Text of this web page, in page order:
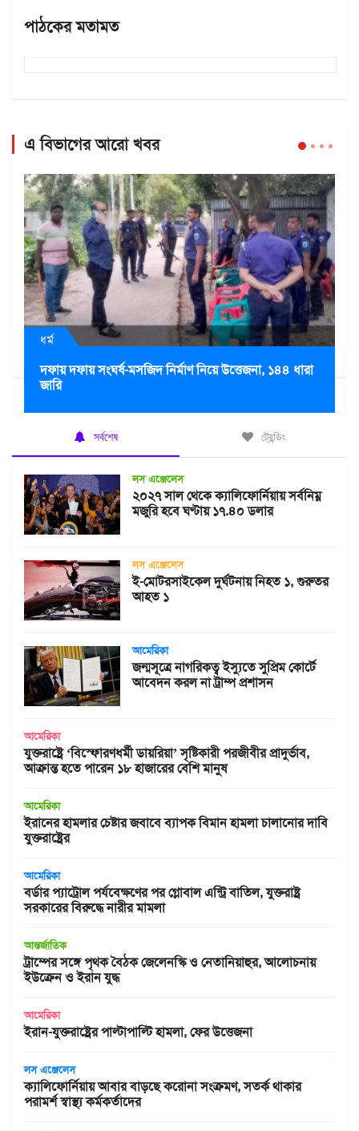
পাঠকের মতামত
এ বিভাগের আরো খবর
ধর্ম
দফায় দফায় সংঘর্ষ-মসজিদ নির্মাণ নিয়ে উত্তেজনা, ১৪৪ ধারা
জারি
সর্বশেষ ট্রেন্ডিং
লস এঞ্জেলেস
২০২৭ সাল থেকে ক্যালিফোর্নিয়ায় সর্বনিম্ন
মজুরি হবে ঘণ্টায় ১৭.৪০ ডলার
লস এঞ্জেলেস
ই-মোটরসাইকেল দুর্ঘটনায় নিহত ১, গুরুতর
আহত ১
আমেরিকা
জন্মসূত্রে নাগরিকত্ব ইস্যুতে সুপ্রিম কোর্টে
আবেদন করল না ট্রাম্প প্রশাসন
আমেরিকা
যুক্তরাষ্ট্রে ‘বিস্ফোরণধর্মী ডায়রিয়া’ সৃষ্টিকারী পরজীবীর প্রাদুর্ভাব,
আক্রান্ত হতে পারেন ১৮ হাজারের বেশি মানুষ
আমেরিকা
ইরানের হামলার চেষ্টার জবাবে ব্যাপক বিমান হামলা চালানোর দাবি
যুক্তরাষ্ট্রের
আমেরিকা
বর্ডার প্যাট্রোল পর্যবেক্ষণের পর গ্লোবাল এন্ট্রি বাতিল, যুক্তরাষ্ট্র
সরকারের বিরুদ্ধে নারীর মামলা
আন্তর্জাতিক
ট্রাম্পের সঙ্গে পৃথক বৈঠক জেলেনস্কি ও নেতানিয়াহুর, আলোচনায়
ইউক্রেন ও ইরান যুদ্ধ
আমেরিকা
ইরান-যুক্তরাষ্ট্রের পাল্টাপাল্টি হামলা, ফের উত্তেজনা
লস এঞ্জেলেস
ক্যালিফোর্নিয়ায় আবার বাড়ছে করোনা সংক্রমণ, সতর্ক থাকার
পরামর্শ স্বাস্থ্য কর্মকর্তাদের